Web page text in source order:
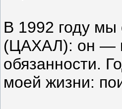
В 1992 году
(ЦАХАЛ): он —
обязанности.
моей жизни: